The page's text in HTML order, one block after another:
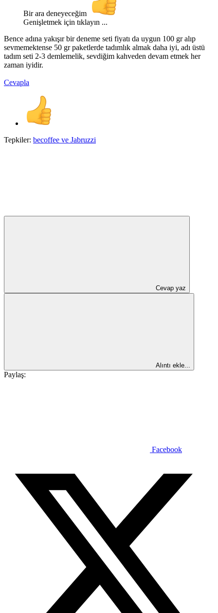
Bir ara deneyeceğim
Genişletmek için tıklayın ...
Bence adına yakışır bir deneme seti fiyatı da uygun 100 gr alıp
sevmemektense 50 gr paketlerde tadımlık almak daha iyi, adı üstü
tadım seti 2-3 demlemelik, sevdiğim kahveden devam etmek her
zaman iyidir.
Cevapla
Tepkiler: becoffee ve Jabruzzi
Cevap yaz
Alıntı ekle...
Paylaş:
Facebook